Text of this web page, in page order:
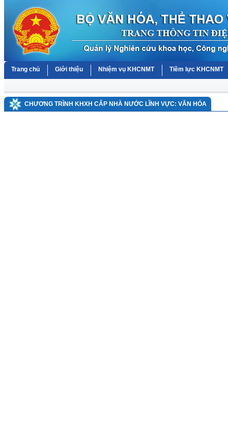
Trang chủ Giới thiệu Nhiệm vụ KHCNMT Tiềm lực KHCNMT
CHƯƠNG TRÌNH KHXH CẤP NHÀ NƯỚC LĨNH VỰC: VĂN HÓA